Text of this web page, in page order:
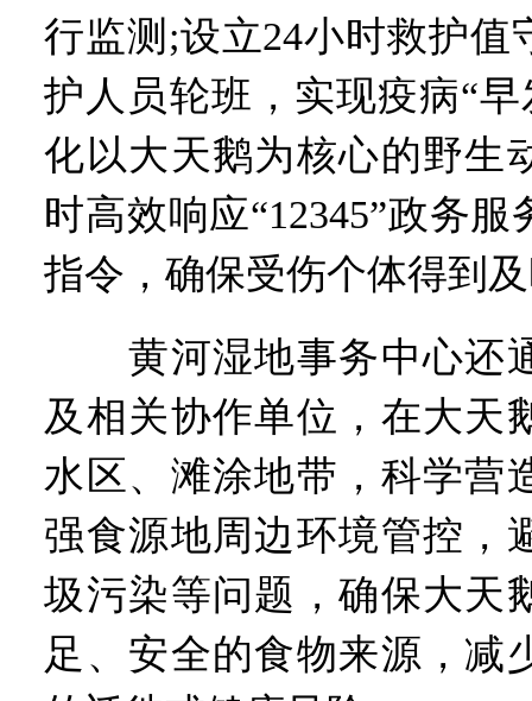
行监测;设立24小时救护值
护人员轮班，实现疫病“
化以大天鹅为核心的野生
时高效响应“12345”政务
指令，确保受伤个体得到
黄河湿地事务中心还
及相关协作单位，在大天
水区、滩涂地带，科学营
强食源地周边环境管控，
圾污染等问题，确保大天
足、安全的食物来源，减